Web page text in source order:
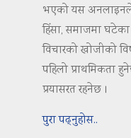
भएको यस अनलाइनले
हिंसा, समाजमा
विचारको खोजीको
पहिलो प्राथमिकता
प्रयासरत रहनेछ ।
पुरा पढ्नुहोस..